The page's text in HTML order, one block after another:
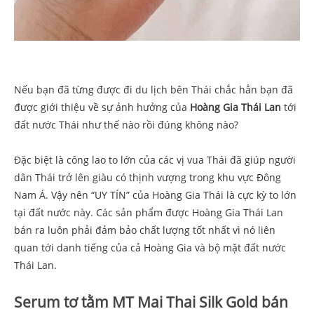
Nếu bạn đã từng được đi du lịch bên Thái chắc hẳn bạn đã
được giới thiệu về sự ảnh hưởng của Hoàng Gia Thái Lan tới
đất nước Thái như thế nào rồi đúng không nào?
Đặc biệt là công lao to lớn của các vị vua Thái đã giúp người
dân Thái trở lên giàu có thịnh vượng trong khu vực Đông
Nam Á. Vậy nên “UY TÍN” của Hoàng Gia Thái là cực kỳ to lớn
tại đất nước này. Các sản phẩm được Hoàng Gia Thái Lan
bán ra luôn phải đảm bảo chất lượng tốt nhất vì nó liên
quan tới danh tiếng của cả Hoàng Gia và bộ mặt đất nước
Thái Lan.
Serum tơ tằm MT Mai Thai Silk Gold bán